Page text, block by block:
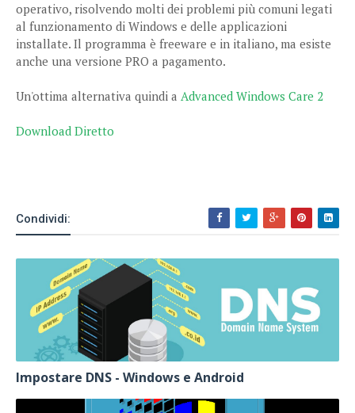
operativo, risolvendo molti dei problemi più comuni legati
al funzionamento di Windows e delle applicazioni
installate. Il programma è freeware e in italiano, ma esiste
anche una versione PRO a pagamento.
Un'ottima alternativa quindi a Advanced Windows Care 2
Download Diretto
Condividi:
Impostare DNS - Windows e Android